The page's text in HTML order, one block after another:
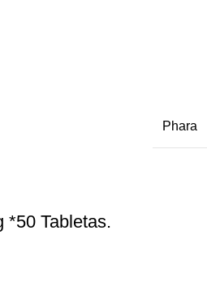
Phara
*50 Tabletas.